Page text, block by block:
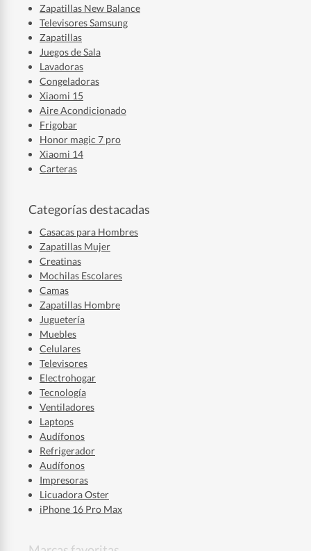
Zapatillas New Balance
Televisores Samsung
Zapatillas
Juegos de Sala
Lavadoras
Congeladoras
Xiaomi 15
Aire Acondicionado
Frigobar
Honor magic 7 pro
Xiaomi 14
Carteras
Categorías destacadas
Casacas para Hombres
Zapatillas Mujer
Creatinas
Mochilas Escolares
Camas
Zapatillas Hombre
Juguetería
Muebles
Celulares
Televisores
Electrohogar
Tecnología
Ventiladores
Laptops
Audífonos
Refrigerador
Audífonos
Impresoras
Licuadora Oster
iPhone 16 Pro Max